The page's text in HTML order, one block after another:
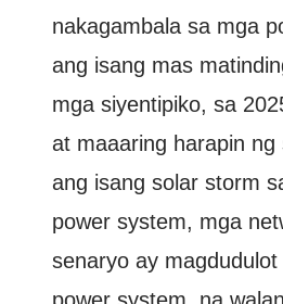
nakagambala sa mga
ang isang mas
mga siyentipiko, sa
at maaaring harapin
ang isang solar storm
power system, mga
senaryo ay